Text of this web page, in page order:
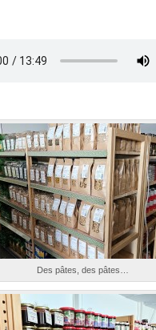
Des pâtes, des pâtes…